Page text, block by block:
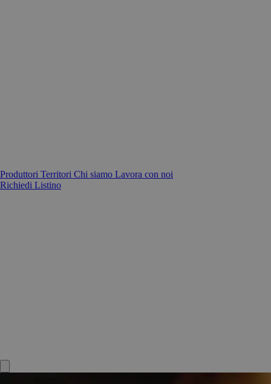
Produttori Territori Chi siamo Lavora con noi
Richiedi Listino